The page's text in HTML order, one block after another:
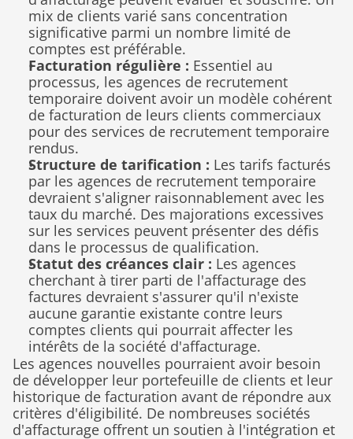
mix de clients varié sans concentration
significative parmi un nombre limité de
comptes est préférable.
Facturation régulière : Essentiel au
processus, les agences de recrutement
temporaire doivent avoir un modèle cohérent
de facturation de leurs clients commerciaux
pour des services de recrutement temporaire
rendus.
Structure de tarification : Les tarifs facturés
par les agences de recrutement temporaire
devraient s'aligner raisonnablement avec les
taux du marché. Des majorations excessives
sur les services peuvent présenter des défis
dans le processus de qualification.
Statut des créances clair : Les agences
cherchant à tirer parti de l'affacturage des
factures devraient s'assurer qu'il n'existe
aucune garantie existante contre leurs
comptes clients qui pourrait affecter les
intérêts de la société d'affacturage.
Les agences nouvelles pourraient avoir besoin
de développer leur portefeuille de clients et leur
historique de facturation avant de répondre aux
critères d'éligibilité. De nombreuses sociétés
d'affacturage offrent un soutien à l'intégration et